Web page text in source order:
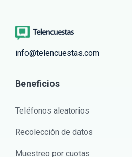
info@telencuestas.com
Beneficios
Teléfonos aleatorios
Recolección de datos
Muestreo por cuotas